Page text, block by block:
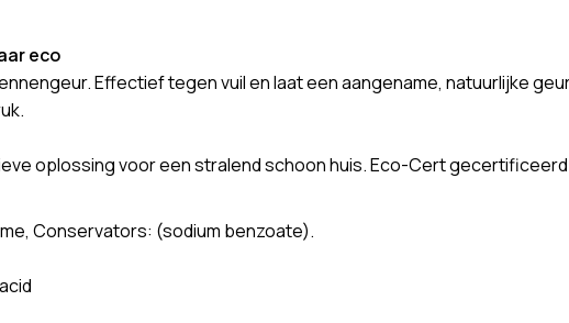
eco
Effectief tegen vuil en laat een aangename, natuurlijke
oplossing voor een stralend schoon huis. Eco-Cert
Conservators: (sodium benzoate).